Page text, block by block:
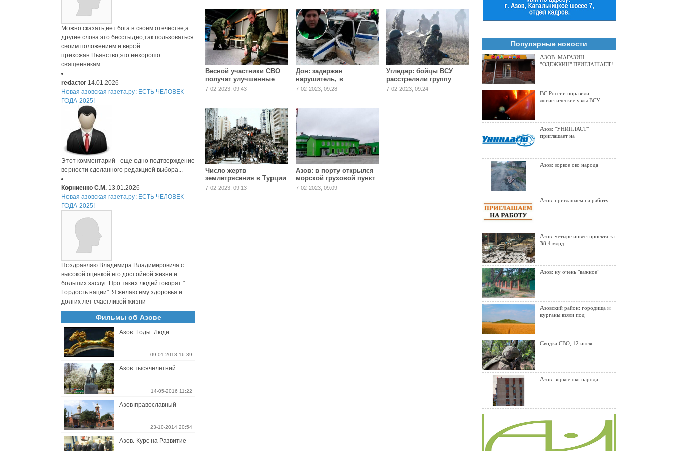
Весной участники СВО
получат улучшенные
комплекты полевой
7-02-2023, 09:43
Дон: задержан
нарушитель, в
результате погони за
которым погиб
7-02-2023, 09:28
Угледар: бойцы ВСУ
расстреляли группу
польских наемников
7-02-2023, 09:24
Число жертв
землетрясения в Турции
приблизилось к трем
тысячам человек
7-02-2023, 09:13
Азов: в порту открылся
морской грузовой пункт
пропуска
7-02-2023, 09:09
Можно сказать,нет бога в своем отечестве,а
другие слова это бесстыдно,так пользоваться
своим положением и верой
прихожан.Пьянство,это нехорошо
священникам.
redactor 14.01.2026
Новая азовская газета.ру: ЕСТЬ ЧЕЛОВЕК
ГОДА-2025!
Этот комментарий - еще одно подтверждение
верности сделанного редакцией выбора...
Корниенко С.М. 13.01.2026
Новая азовская газета.ру: ЕСТЬ ЧЕЛОВЕК
ГОДА-2025!
Поздравляю Владимира Владимировича с
высокой оценкой его достойной жизни и
больших заслуг. Про таких людей говорят:"
Гордость нации". Я желаю ему здоровья и
долгих лет счастливой жизни
Фильмы об Азове
Азов. Годы. Люди.
09-01-2018 16:39
Азов тысячелетний
14-05-2016 11:22
Азов православный
23-10-2014 20:54
Азов. Курс на Развитие
Популярные новости
АЗОВ: МАГАЗИН
"ОДЕЖКИН" ПРИГЛАШАЕТ!
ВС России поразили
логистические узлы ВСУ
Азов: "УНИПЛАСТ"
приглашает на
Азов: зоркое око народа
Азов: приглашаем на работу
Азов: четыре инвестпроекта за
38,4 млрд
Азов: ну очень "важное"
Азовский район: городища и
курганы взяли под
Сводка СВО, 12 июля
Азов: зоркое око народа